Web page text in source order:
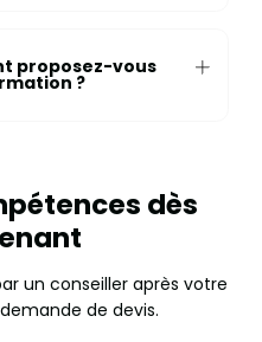
proposez-vous
?
dès
un conseiller après votre
de devis.